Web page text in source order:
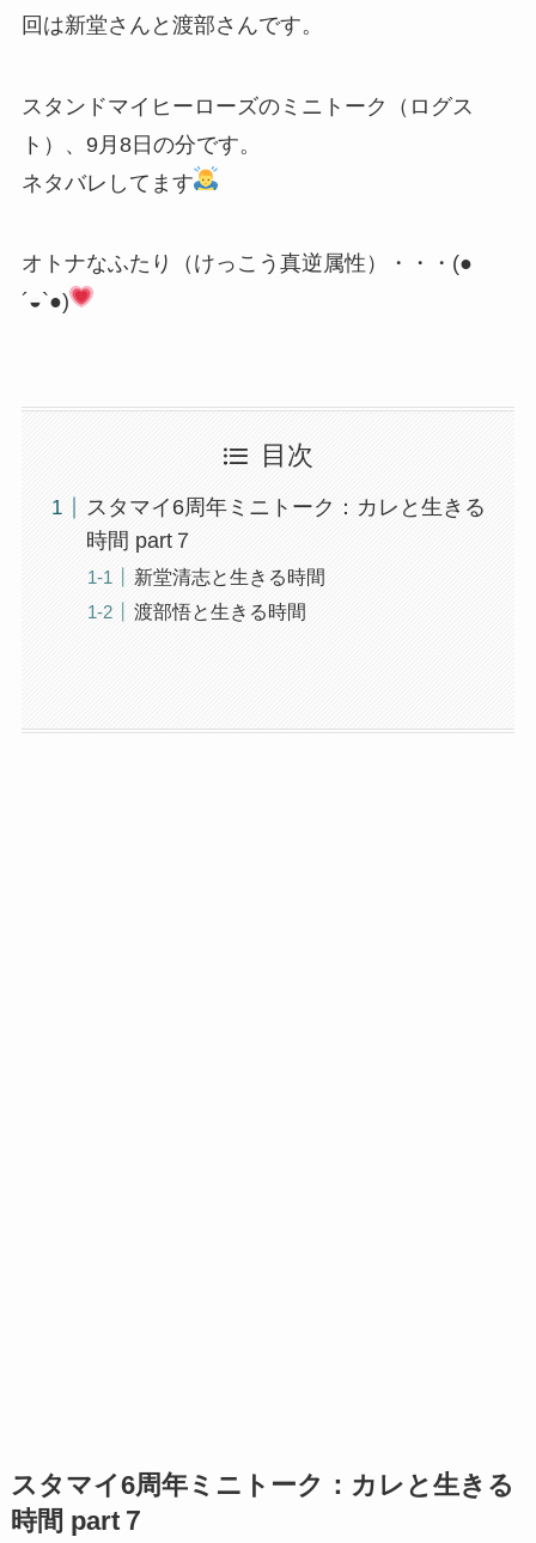
回は新堂さんと渡部さんです。
スタンドマイヒーローズのミニトーク（ログス
ト）、9月8日の分です。
ネタバレしてます
オトナなふたり（けっこう真逆属性）・・・(●
´◒`●)
目次
スタマイ6周年ミニトーク：カレと生きる
時間 part７
新堂清志と生きる時間
渡部悟と生きる時間
スタマイ6周年ミニトーク：カレと生きる
時間 part７